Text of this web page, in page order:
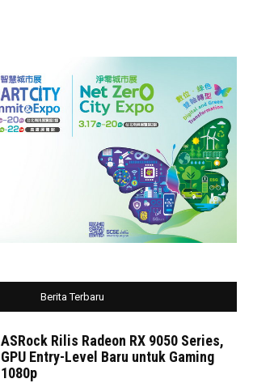
Berita Terbaru
ASRock Rilis Radeon RX 9050 Series,
GPU Entry-Level Baru untuk Gaming
1080p